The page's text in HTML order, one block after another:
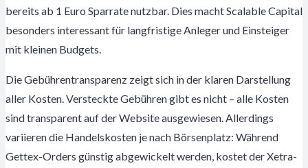
bereits ab 1 Euro Sparrate nutzbar. Dies macht Scalable Capital
besonders interessant für langfristige Anleger und Einsteiger
mit kleinen Budgets.
Die Gebührentransparenz zeigt sich in der klaren Darstellung
aller Kosten. Versteckte Gebühren gibt es nicht – alle Kosten
sind transparent auf der Website ausgewiesen. Allerdings
variieren die Handelskosten je nach Börsenplatz: Während
Gettex-Orders günstig abgewickelt werden, kostet der Xetra-